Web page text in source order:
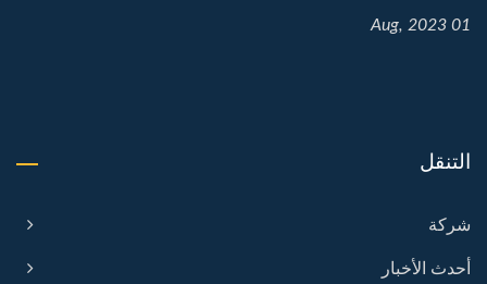
01 Aug, 2023
التنقل
شركة
أحدث الأخبار